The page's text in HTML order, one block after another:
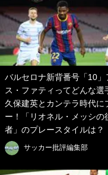
バルセロナ新背番号「10」
ス・ファティってどんな選
久保建英とカンテラ時代に
ー！「リオネル・メッシの
者」のプレースタイルは？
サッカー批評編集部